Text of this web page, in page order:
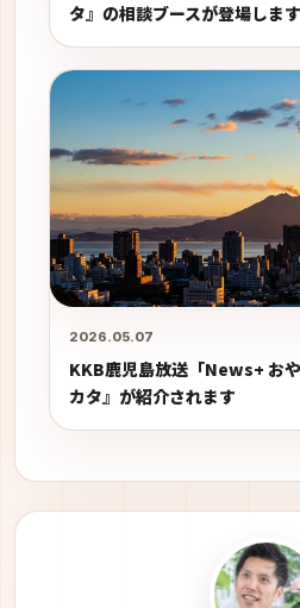
タ』の相談ブースが登場します
2026.05.07
KKB鹿児島放送「News+ お
カタ』が紹介されます